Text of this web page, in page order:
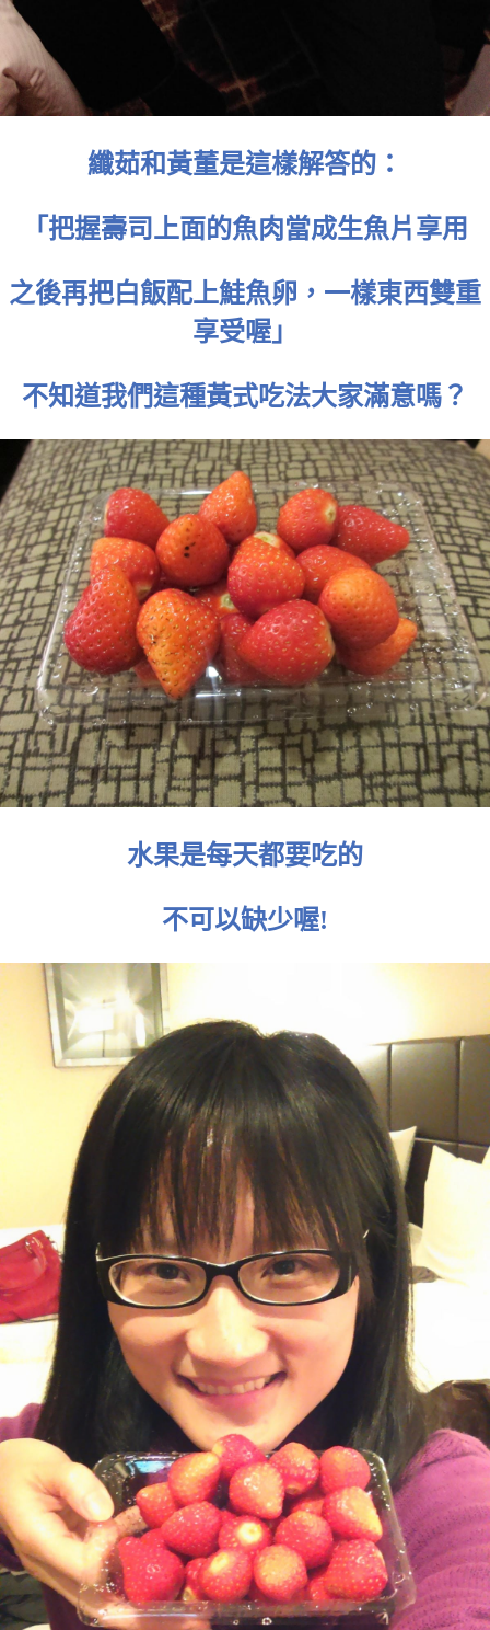
纖茹和黃董是這樣解答的：
「把握壽司上面的魚肉當成生魚片享用
之後再把白飯配上鮭魚卵，一樣東西雙重
享受喔」
不知道我們這種黃式吃法大家滿意嗎？
水果是每天都要吃的
不可以缺少喔!